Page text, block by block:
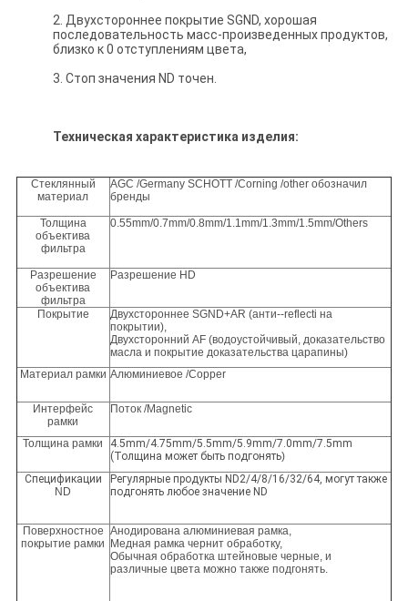
2. Двухстороннее покрытие SGND, хорошая
последовательность масс-произведенных продуктов,
близко к 0 отступлениям цвета,
3. Стоп значения ND точен.
Техническая характеристика изделия:
Стеклянный
материал
AGC /Germany SCHOTT /Corning /other обозначил
бренды
Толщина
объектива
фильтра
0.55mm/0.7mm/0.8mm/1.1mm/1.3mm/1.5mm/Others
Разрешение
объектива
фильтра
Разрешение HD
Покрытие
Двухстороннее SGND+AR (анти--reflecti на
покрытии),
Двухсторонний AF (водоустойчивый, доказательство
масла и покрытие доказательства царапины)
Материал рамки Алюминиевое /Copper
Интерфейс
рамки
Поток /Magnetic
Толщина рамки
4.5mm/4.75mm/5.5mm/5.9mm/7.0mm/7.5mm
(Толщина может быть подгонять)
Спецификации
ND
Регулярные продукты ND2/4/8/16/32/64, могут также
подгонять любое значение ND
Поверхностное
покрытие рамки
Анодирована алюминиевая рамка,
Медная рамка чернит обработку,
Обычная обработка штейновые черные, и
различные цвета можно также подгонять.